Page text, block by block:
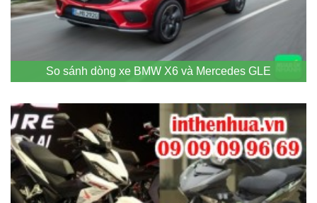
So sánh dòng xe BMW X6 và Mercedes GLE